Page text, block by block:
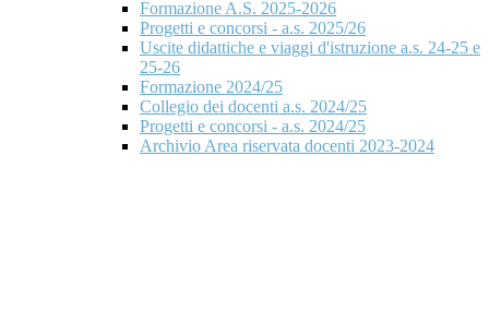
Formazione A.S. 2025-2026
Progetti e concorsi - a.s. 2025/26
Uscite didattiche e viaggi d'istruzione a.s. 24-25 e
25-26
Formazione 2024/25
Collegio dei docenti a.s. 2024/25
Progetti e concorsi - a.s. 2024/25
Archivio Area riservata docenti 2023-2024